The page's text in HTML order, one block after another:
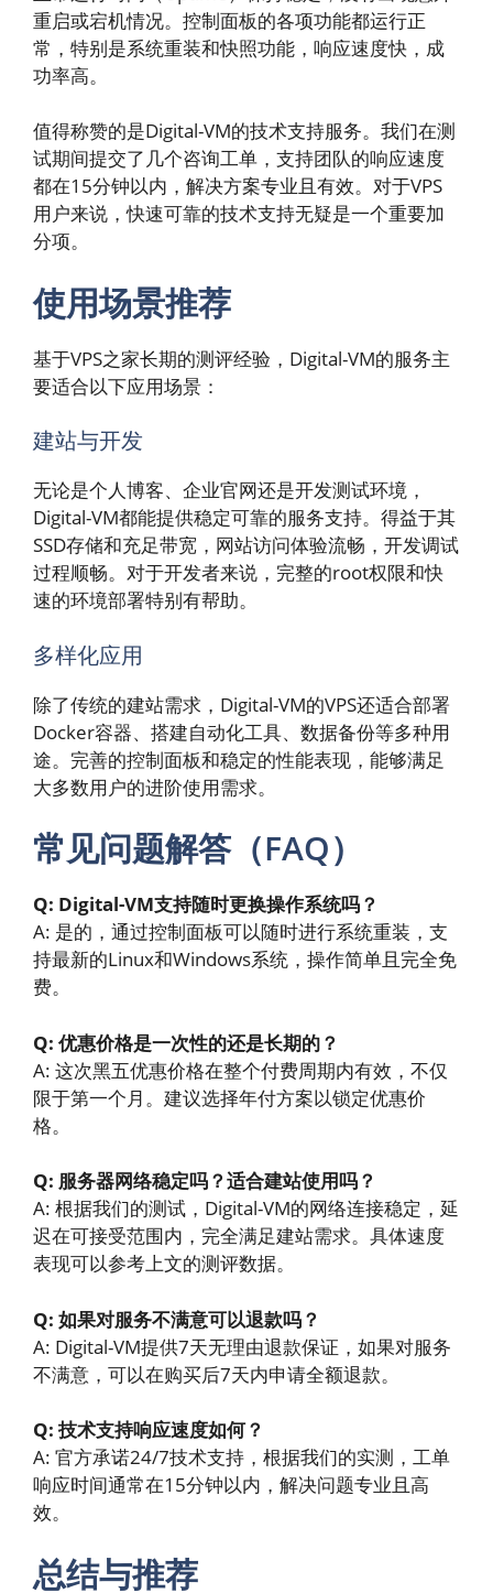
重启或宕机情况。控制面板的各项功能都运行正
常，特别是系统重装和快照功能，响应速度快，成
功率高。
值得称赞的是Digital-VM的技术支持服务。我们在测
试期间提交了几个咨询工单，支持团队的响应速度
都在15分钟以内，解决方案专业且有效。对于VPS
用户来说，快速可靠的技术支持无疑是一个重要加
分项。
使用场景推荐
基于VPS之家长期的测评经验，Digital-VM的服务主
要适合以下应用场景：
建站与开发
无论是个人博客、企业官网还是开发测试环境，
Digital-VM都能提供稳定可靠的服务支持。得益于其
SSD存储和充足带宽，网站访问体验流畅，开发调试
过程顺畅。对于开发者来说，完整的root权限和快
速的环境部署特别有帮助。
多样化应用
除了传统的建站需求，Digital-VM的VPS还适合部署
Docker容器、搭建自动化工具、数据备份等多种用
途。完善的控制面板和稳定的性能表现，能够满足
大多数用户的进阶使用需求。
常见问题解答（FAQ）
Q: Digital-VM支持随时更换操作系统吗？
A: 是的，通过控制面板可以随时进行系统重装，支
持最新的Linux和Windows系统，操作简单且完全免
费。
Q: 优惠价格是一次性的还是长期的？
A: 这次黑五优惠价格在整个付费周期内有效，不仅
限于第一个月。建议选择年付方案以锁定优惠价
格。
Q: 服务器网络稳定吗？适合建站使用吗？
A: 根据我们的测试，Digital-VM的网络连接稳定，延
迟在可接受范围内，完全满足建站需求。具体速度
表现可以参考上文的测评数据。
Q: 如果对服务不满意可以退款吗？
A: Digital-VM提供7天无理由退款保证，如果对服务
不满意，可以在购买后7天内申请全额退款。
Q: 技术支持响应速度如何？
A: 官方承诺24/7技术支持，根据我们的实测，工单
响应时间通常在15分钟以内，解决问题专业且高
效。
总结与推荐